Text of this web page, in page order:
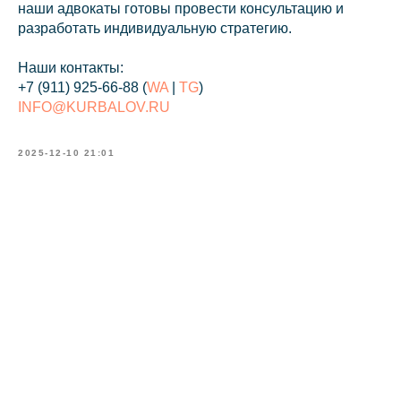
наши адвокаты готовы провести консультацию и
разработать индивидуальную стратегию.
Наши контакты:
+7 (911) 925-66-88 (WA TG)
INFO@KURBALOV.RU
2025-12-10 21:01
+7 911 925-66-88